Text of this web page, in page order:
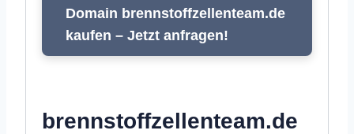
Domain brennstoffzellenteam.de
kaufen – Jetzt anfragen!
brennstoffzellenteam.de